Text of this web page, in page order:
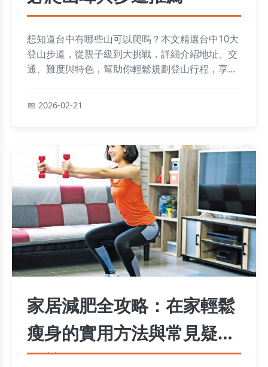
想知道台中有哪些山可以爬嗎？本文精選台中10大
登山步道，從親子級到大挑戰，詳細介紹地址、交
通、難度與特色，幫助你輕鬆規劃登山行程，享受
2026-02-21
家居減肥全攻略：在家輕鬆
瘦身的實用方法與常見疑問
解答